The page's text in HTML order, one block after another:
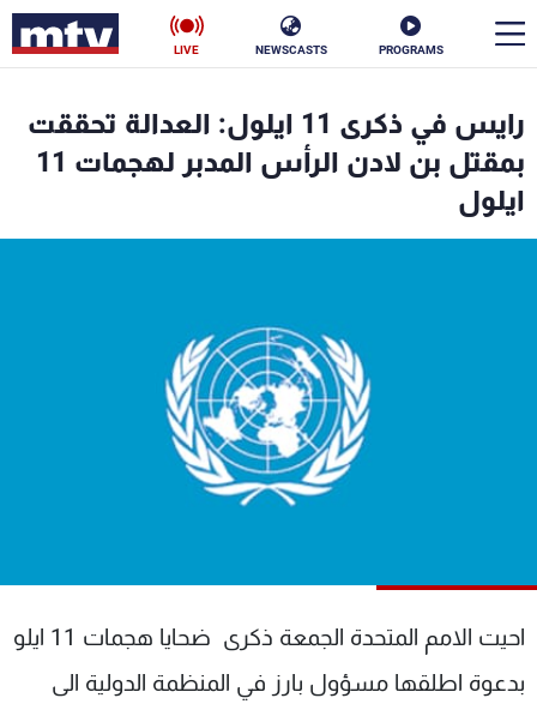
PROGRAMS
NEWSCASTS
LIVE
رايس في ذكرى 11 ايلول: العدالة تحققت
بمقتل بن لادن الرأس المدبر لهجمات 11
ايلول
احيت الامم المتحدة الجمعة ذكرى ضحايا هجمات 11 ايلو
بدعوة اطلقها مسؤول بارز في المنظمة الدولية الى
الأخبار
سياسة
رياضة
الترددات
الإنـتـاج
وظائف
تواصل معنا